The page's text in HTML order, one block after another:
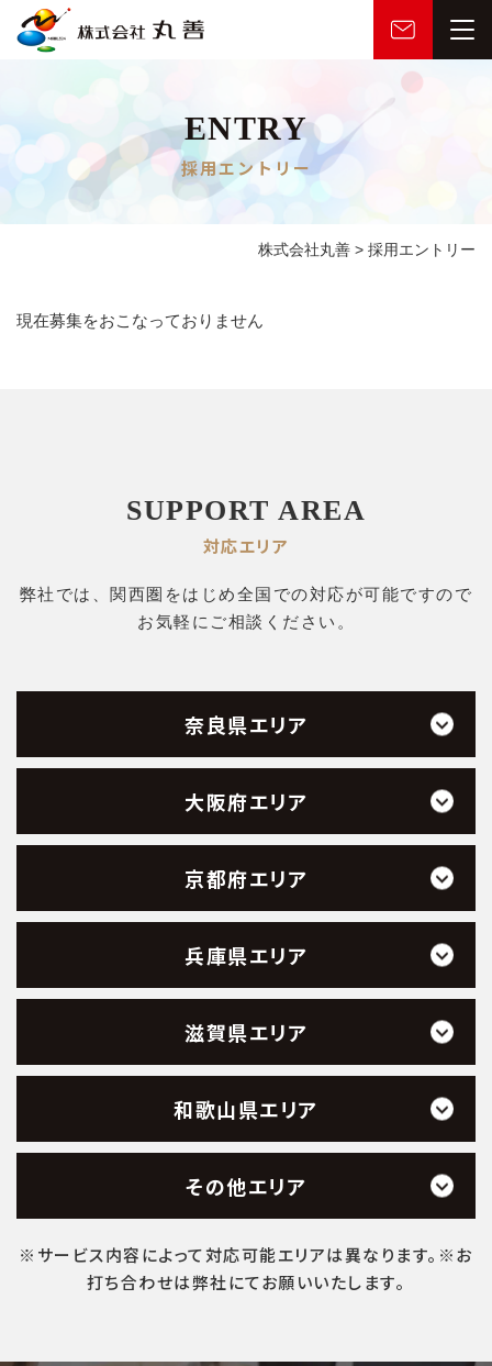
ENTRY
採用エントリー
株式会社丸善 > 採用エントリー
現在募集をおこなっておりません
SUPPORT AREA
対応エリア
弊社では、関西圏をはじめ全国での対応が可能ですので
お気軽にご相談ください。
奈良県エリア
大阪府エリア
京都府エリア
兵庫県エリア
滋賀県エリア
和歌山県エリア
その他エリア
※サービス内容によって対応可能エリアは異なります。※お
打ち合わせは弊社にてお願いいたします。